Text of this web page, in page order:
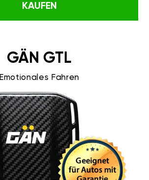
KAUFEN
GÄN GTL
Emotionales Fahren